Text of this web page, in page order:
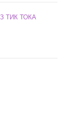
ТИК ТОКА